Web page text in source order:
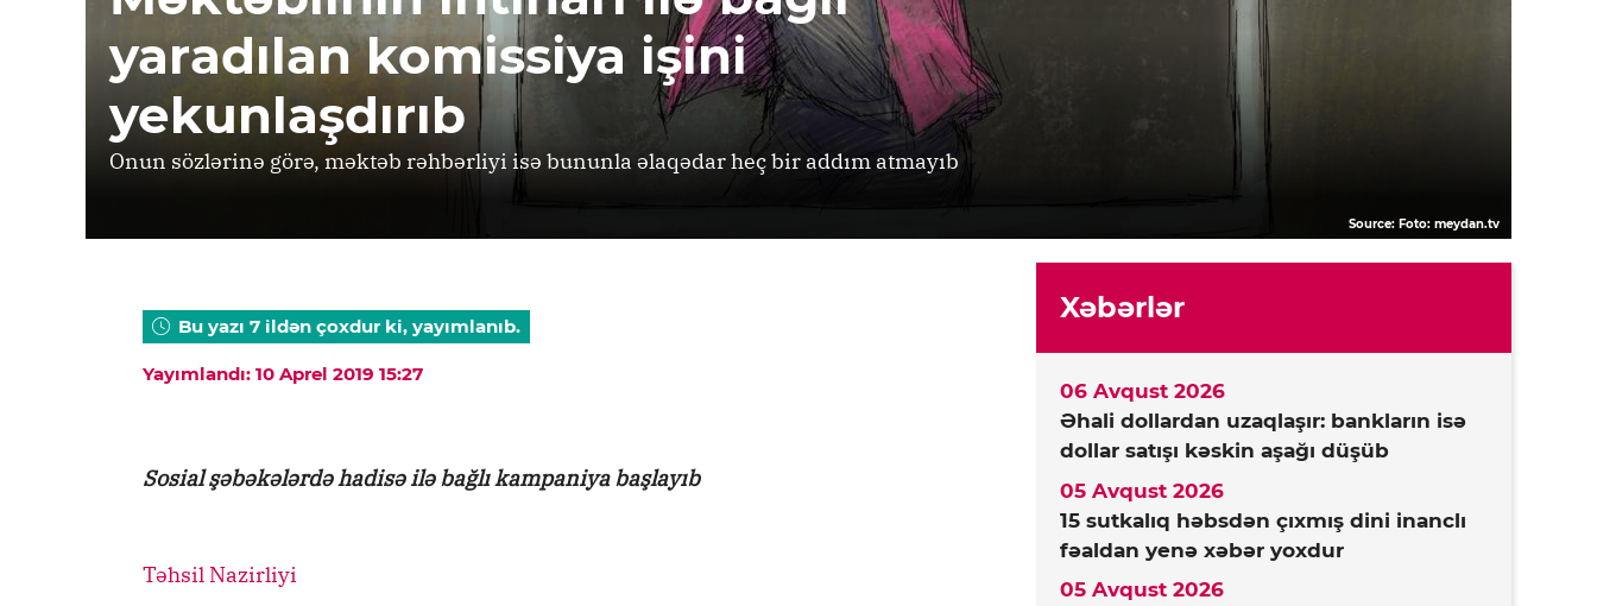
yaradılan komissiya işini
yekunlaşdırıb
Onun sözlərinə görə, məktəb rəhbərliyi isə bununla əlaqədar heç bir addım atmayıb
Source: Foto: meydan.tv
Bu yazı 7 ildən çoxdur ki, yayımlanıb.
Yayımlandı: 10 Aprel 2019 15:27
Sosial şəbəkələrdə hadisə ilə bağlı kampaniya başlayıb
Təhsil Nazirliyi
Xəbərlər
Əhali dollardan uzaqlaşır: bankların isə
dollar satışı kəskin aşağı düşüb
06 Avqust 2026
15 sutkalıq həbsdən çıxmış dini inanclı
fəaldan yenə xəbər yoxdur
05 Avqust 2026
05 Avqust 2026